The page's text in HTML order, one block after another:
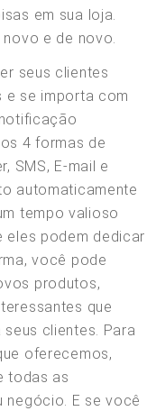
em sua loja.
e de novo.
seus clientes
e se importa com
4 formas de
SMS, E-mail e
automaticamente
tempo valioso
eles podem dedicar
você pode
produtos,
que
clientes. Para
oferecemos,
todas as
negócio. E se você